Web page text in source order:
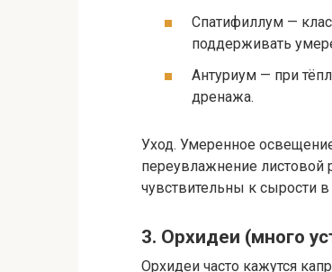
Спатифиллум —
поддерживать
Антуриум — при
дренажа.
Уход. Умеренное
переувлажнение листовой
чувствительны к сырости в
3. Орхидеи (много
Орхидеи часто кажутся